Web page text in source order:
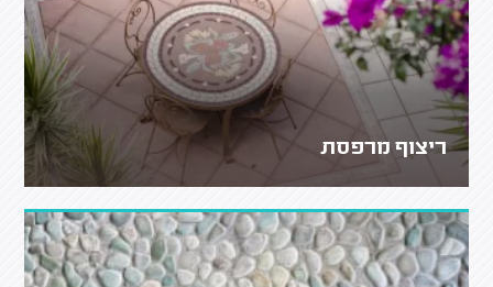
ריצוף מרפסת